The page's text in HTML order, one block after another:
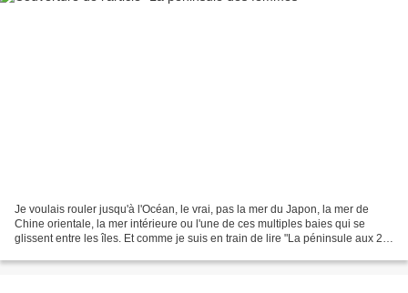
Je voulais rouler jusqu'à l'Océan, le vrai, pas la mer du Japon, la mer de
Chine orientale, la mer intérieure ou l'une de ces multiples baies qui se
glissent entre les îles. Et comme je suis en train de lire "La péninsule aux 24